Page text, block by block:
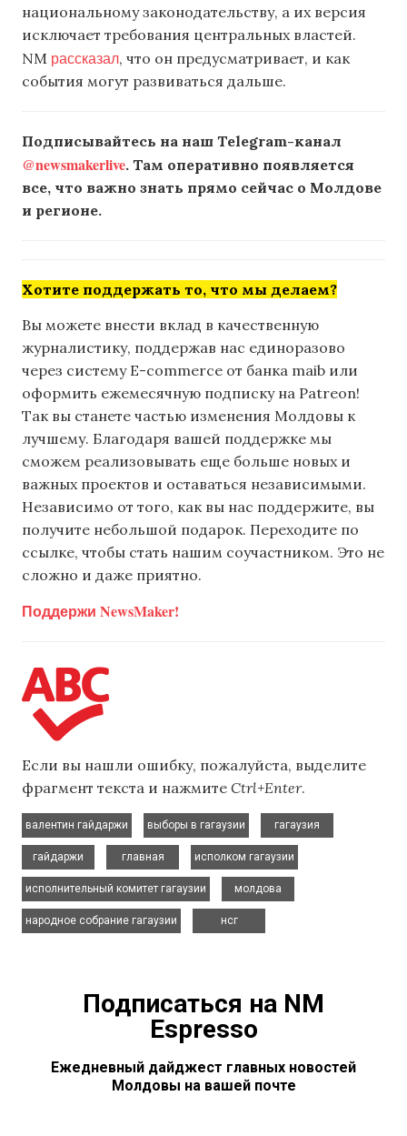
национальному законодательству, а их версия
исключает требования центральных властей.
NM рассказал, что он предусматривает, и как
события могут развиваться дальше.
Подписывайтесь на наш Telegram-канал
@newsmakerlive. Там оперативно появляется
все, что важно знать прямо сейчас о Молдове
и регионе.
Хотите поддержать то, что мы делаем?
Вы можете внести вклад в качественную
журналистику, поддержав нас единоразово
через систему E-commerce от банка maib или
оформить ежемесячную подписку на Patreon!
Так вы станете частью изменения Молдовы к
лучшему. Благодаря вашей поддержке мы
сможем реализовывать еще больше новых и
важных проектов и оставаться независимыми.
Независимо от того, как вы нас поддержите, вы
получите небольшой подарок. Переходите по
ссылке, чтобы стать нашим соучастником. Это не
сложно и даже приятно.
Поддержи NewsMaker!
Если вы нашли ошибку, пожалуйста, выделите
фрагмент текста и нажмите Ctrl+Enter.
валентин гайдаржи
выборы в гагаузии
гагаузия
гайдаржи
главная
исполком гагаузии
исполнительный комитет гагаузии
молдова
народное собрание гагаузии
нсг
Подписаться на NM
Espresso
Ежедневный дайджест главных новостей
Молдовы на вашей почте